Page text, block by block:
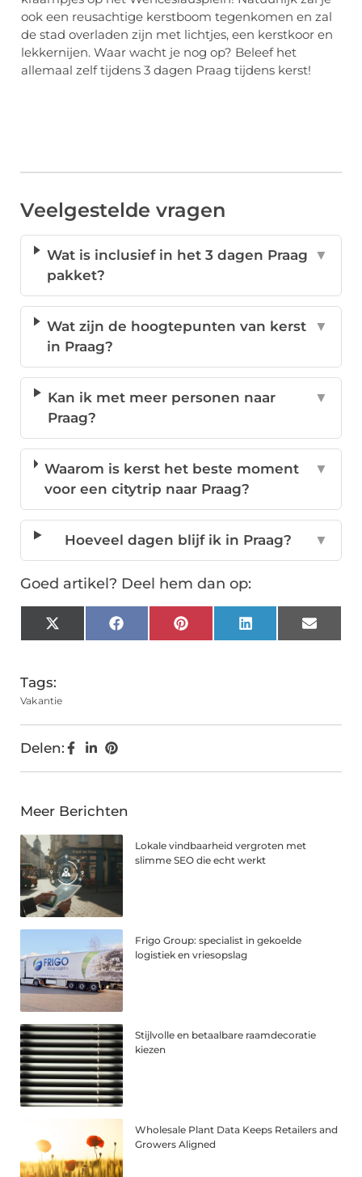
ook een reusachtige kerstboom tegenkomen en zal
de stad overladen zijn met lichtjes, een kerstkoor en
lekkernijen. Waar wacht je nog op? Beleef het
allemaal zelf tijdens 3 dagen Praag tijdens kerst!
Veelgestelde vragen
Wat is inclusief in het 3 dagen Praag
pakket?
▼
Wat zijn de hoogtepunten van kerst
in Praag?
▼
Kan ik met meer personen naar
Praag?
▼
Waarom is kerst het beste moment
voor een citytrip naar Praag?
▼
Hoeveel dagen blijf ik in Praag? ▼
Goed artikel? Deel hem dan op:
X
(Twitter)
FacebookPinterestLinkedInEmail
Tags:
Vakantie
Delen:
Meer Berichten
Lokale vindbaarheid vergroten met
slimme SEO die echt werkt
Frigo Group: specialist in gekoelde
logistiek en vriesopslag
Stijlvolle en betaalbare raamdecoratie
kiezen
Wholesale Plant Data Keeps Retailers and
Growers Aligned